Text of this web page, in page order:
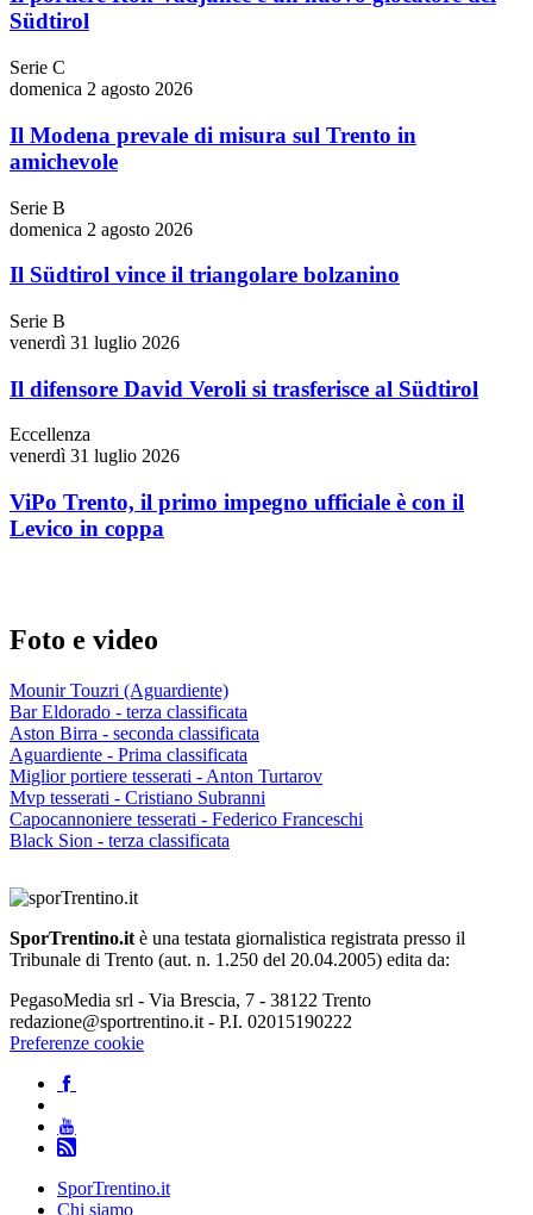
Südtirol
Serie C
domenica 2 agosto 2026
Il Modena prevale di misura sul Trento in
amichevole
Serie B
domenica 2 agosto 2026
Il Südtirol vince il triangolare bolzanino
Serie B
venerdì 31 luglio 2026
Il difensore David Veroli si trasferisce al Südtirol
Eccellenza
venerdì 31 luglio 2026
ViPo Trento, il primo impegno ufficiale è con il
Levico in coppa
Foto e video
Mounir Touzri (Aguardiente)
Bar Eldorado - terza classificata
Aston Birra - seconda classificata
Aguardiente - Prima classificata
Miglior portiere tesserati - Anton Turtarov
Mvp tesserati - Cristiano Subranni
Capocannoniere tesserati - Federico Franceschi
Black Sion - terza classificata
SporTrentino.it è una testata giornalistica registrata presso il
Tribunale di Trento (aut. n. 1.250 del 20.04.2005) edita da:
PegasoMedia srl - Via Brescia, 7 - 38122 Trento
redazione@sportrentino.it - P.I. 02015190222
Preferenze cookie
SporTrentino.it
Chi siamo